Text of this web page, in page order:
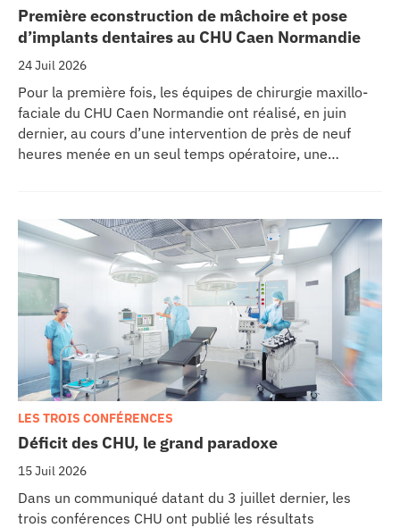
Première econstruction de mâchoire et pose
d’implants dentaires au CHU Caen Normandie
24 Juil 2026
Pour la première fois, les équipes de chirurgie maxillo-
faciale du CHU Caen Normandie ont réalisé, en juin
dernier, au cours d’une intervention de près de neuf
heures menée en un seul temps opératoire, une
Déficit des CHU, le grand paradoxe
15 Juil 2026
LES TROIS CONFÉRENCES
Dans un communiqué datant du 3 juillet dernier, les
trois conférences CHU ont publié les résultats